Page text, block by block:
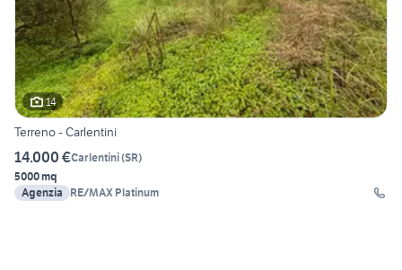
14
Terreno - Carlentini
14.000 €Carlentini(SR)
5000 mq
Agenzia
RE/MAX Platinum